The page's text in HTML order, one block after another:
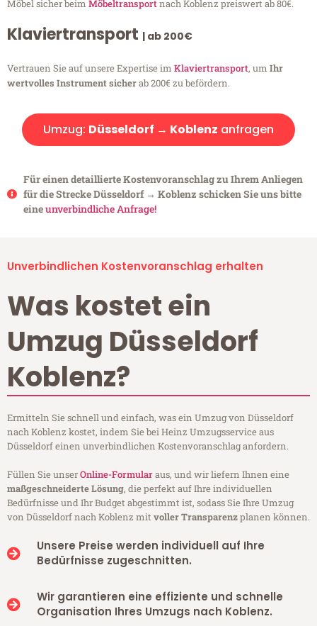
Möbel sicher beim Möbeltransportnach Koblenz preiswert ab 80€.
Klaviertransport | ab 200€
Vertrauen Sie auf unsere Expertise im Klaviertransport, um Ihr
wertvolles Instrument sicherab 200€ zu befördern.
Umzug: Düsseldorf → Koblenz anfragen
Für einen detaillierte Kostenvoranschlag zu Ihrem Anliegen
für die Strecke Düsseldorf → Koblenz schicken Sie uns bitte
eineunverbindliche Anfrage!
Unverbindlichen Kostenvoranschlag erhalten
Was kostet ein
Umzug Düsseldorf
Koblenz?
Ermitteln Sie schnell und einfach, was ein Umzug von Düsseldorf
nach Koblenz kostet, indem Sie bei Heinz Umzugsservice aus
Düsseldorf einen unverbindlichen Kostenvoranschlag anfordern.
Füllen Sie unserOnline-Formularaus, und wir liefern Ihnen eine
maßgeschneiderte Lösung, die perfekt auf Ihre individuellen
Bedürfnisse und Ihr Budget abgestimmt ist, sodass Sie Ihre Umzug
von Düsseldorf nach Koblenz mitvoller Transparenzplanen können.
Unsere Preise werden individuell auf Ihre
Bedürfnisse zugeschnitten.
Wir garantieren eine effiziente und schnelle
Organisation Ihres Umzugs nach Koblenz.